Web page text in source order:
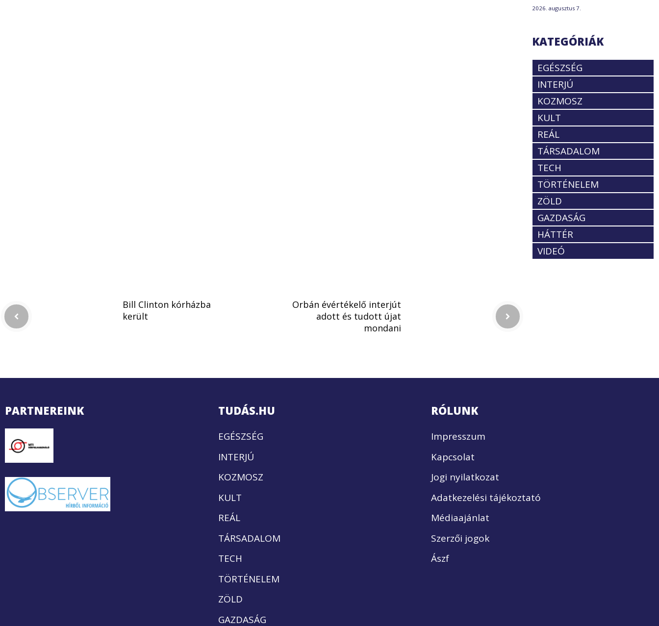
2026. augusztus 7.
KATEGÓRIÁK
EGÉSZSÉG
INTERJÚ
KOZMOSZ
KULT
REÁL
TÁRSADALOM
TECH
TÖRTÉNELEM
ZÖLD
GAZDASÁG
HÁTTÉR
VIDEÓ
Bill Clinton kórházba
került
Orbán évértékelő interjút
adott és tudott újat
mondani
PARTNEREINK TUDÁS.HU
EGÉSZSÉG
INTERJÚ
KOZMOSZ
KULT
REÁL
TÁRSADALOM
TECH
TÖRTÉNELEM
ZÖLD
GAZDASÁG
RÓLUNK
Impresszum
Kapcsolat
Jogi nyilatkozat
Adatkezelési tájékoztató
Médiaajánlat
Szerzői jogok
Ászf